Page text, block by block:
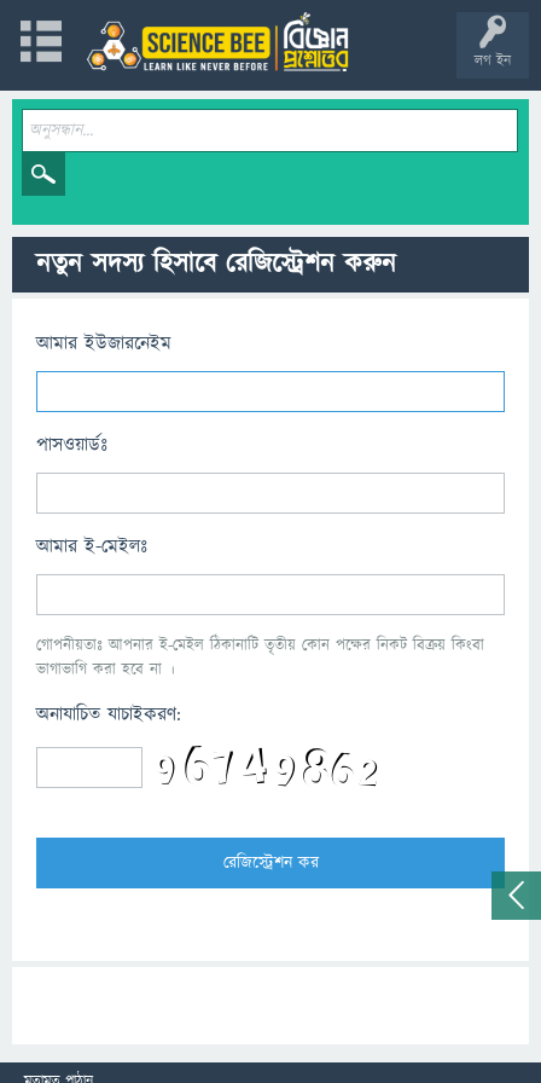
লগ ইন
নতুন সদস্য হিসাবে রেজিস্ট্রেশন করুন
আমার ইউজারনেইম
পাসওয়ার্ডঃ
আমার ই-মেইলঃ
গোপনীয়তাঃ আপনার ই-মেইল ঠিকানাটি তৃতীয় কোন পক্ষের নিকট বিক্রয় কিংবা
ভাগাভাগি করা হবে না ।
অনাযাচিত যাচাইকরণ: